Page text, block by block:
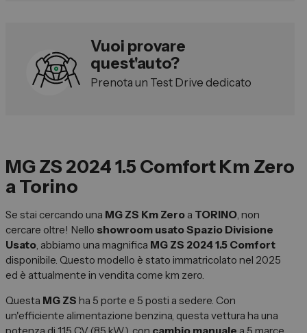
Officina
Carrozzeria
Dipendenti Stellantis
Promozioni
Gruppo Spazio
Il Gruppo Spazio
Impegno per il Sociale
Vuoi provare
quest'auto?
Prenota un Test Drive dedicato
MG ZS 2024 1.5 Comfort Km Zero
a Torino
Se stai cercando una MG ZS Km Zeroa TORINO, non
cercare oltre! Nello showroom usato Spazio Divisione
Usato, abbiamo una magnifica MG ZS 2024 1.5 Comfort
disponibile. Questo modello è stato immatricolato nel 2025
ed è attualmente in vendita come km zero.
Questa MG ZS ha 5 porte e 5 posti a sedere. Con
un'efficiente alimentazione benzina, questa vettura ha una